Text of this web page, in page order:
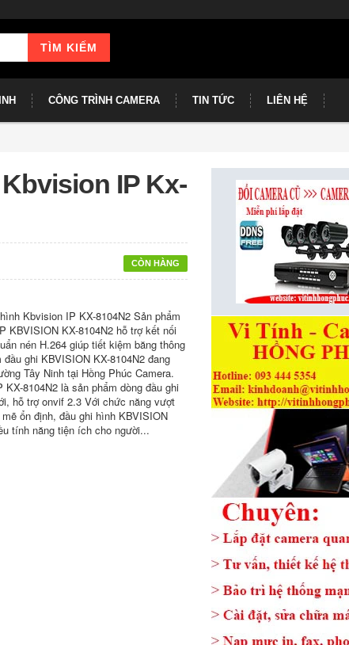
TÌM KIẾM
CÔNG TRÌNH CAMERA TIN TỨC LIÊN HỆ
IP Kx-
CÒN HÀNG
Kbvision IP KX-8104N2 Sản phẩm
KBVISION KX-8104N2 hỗ trợ kết nối
nén H.264 giúp tiết kiệm băng thông
ghi KBVISION KX-8104N2 đang
Tây Ninh tại Hồng Phúc Camera.
8104N2 là sản phẩm dòng đầu ghi
hỗ trợ onvif 2.3 Với chức năng vượt
ổn định, đầu ghi hình KBVISION
tính năng tiện ích cho người...